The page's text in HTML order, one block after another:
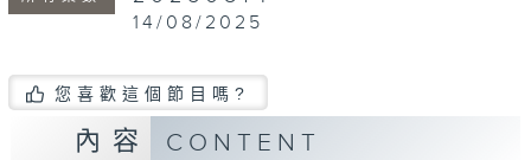
14/08/2025
您喜歡這個節目嗎?
內容 CONTENT